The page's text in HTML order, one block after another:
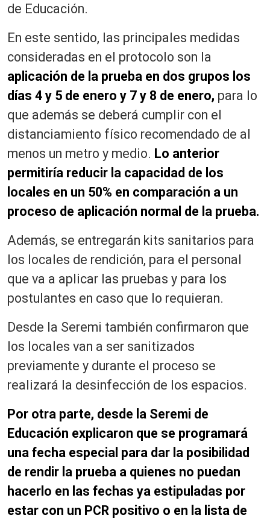
de Educación.
En este sentido, las principales medidas
consideradas en el protocolo son la
aplicación de la prueba en dos grupos los
días 4 y 5 de enero y 7 y 8 de enero, para lo
que además se deberá cumplir con el
distanciamiento físico recomendado de al
menos un metro y medio. Lo anterior
permitiría reducir la capacidad de los
locales en un 50% en comparación a un
proceso de aplicación normal de la prueba.
Además, se entregarán kits sanitarios para
los locales de rendición, para el personal
que va a aplicar las pruebas y para los
postulantes en caso que lo requieran.
Desde la Seremi también confirmaron que
los locales van a ser sanitizados
previamente y durante el proceso se
realizará la desinfección de los espacios.
Por otra parte, desde la Seremi de
Educación explicaron que se programará
una fecha especial para dar la posibilidad
de rendir la prueba a quienes no puedan
hacerlo en las fechas ya estipuladas por
estar con un PCR positivo o en la lista de